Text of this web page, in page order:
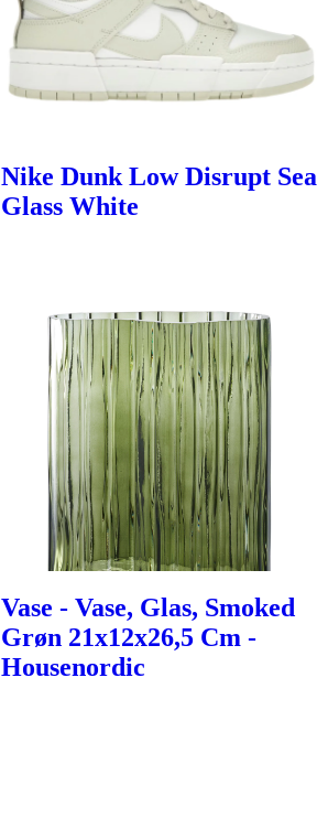
Nike Dunk Low Disrupt Sea
Glass White
Vase - Vase, Glas, Smoked
Grøn 21x12x26,5 Cm -
Housenordic